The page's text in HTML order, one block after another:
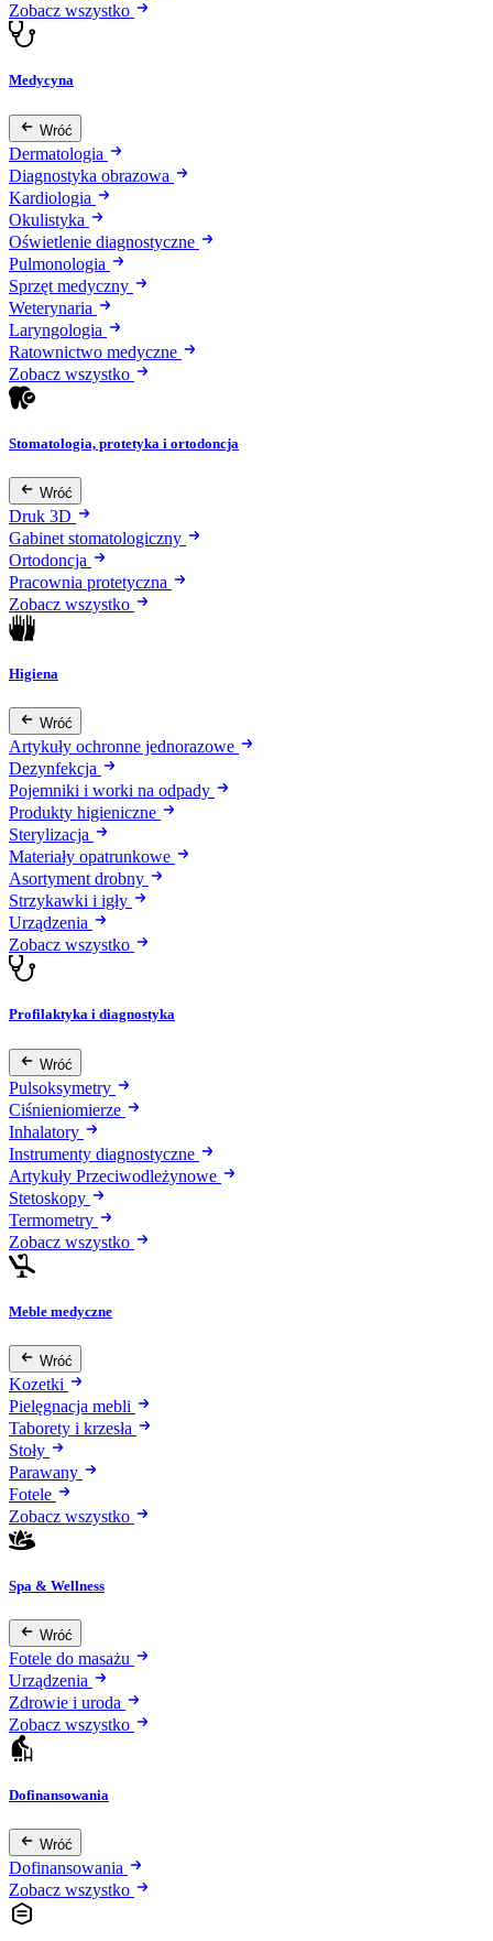
Zobacz wszystko
Medycyna
Wróć
Dermatologia
Diagnostyka obrazowa
Kardiologia
Okulistyka
Oświetlenie diagnostyczne
Pulmonologia
Sprzęt medyczny
Weterynaria
Laryngologia
Ratownictwo medyczne
Zobacz wszystko
Stomatologia, protetyka i ortodoncja
Wróć
Druk 3D
Gabinet stomatologiczny
Ortodoncja
Pracownia protetyczna
Zobacz wszystko
Higiena
Wróć
Artykuły ochronne jednorazowe
Dezynfekcja
Pojemniki i worki na odpady
Produkty higieniczne
Sterylizacja
Materiały opatrunkowe
Asortyment drobny
Strzykawki i igły
Urządzenia
Zobacz wszystko
Profilaktyka i diagnostyka
Wróć
Pulsoksymetry
Ciśnieniomierze
Inhalatory
Instrumenty diagnostyczne
Artykuły Przeciwodleżynowe
Stetoskopy
Termometry
Zobacz wszystko
Meble medyczne
Wróć
Kozetki
Pielęgnacja mebli
Taborety i krzesła
Stoły
Parawany
Fotele
Zobacz wszystko
Spa & Wellness
Wróć
Fotele do masażu
Urządzenia
Zdrowie i uroda
Zobacz wszystko
Dofinansowania
Wróć
Dofinansowania
Zobacz wszystko